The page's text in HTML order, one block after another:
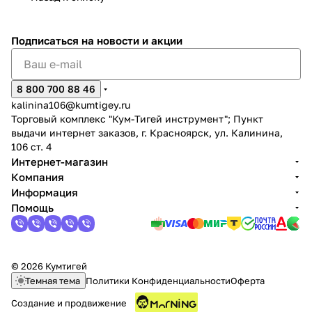
Подписаться на новости и акции
8 800 700 88 46
kalinina106@kumtigey.ru
Торговый комплекс "Кум-Тигей инструмент"; Пункт
выдачи интернет заказов, г. Красноярск, ул. Калинина,
106 ст. 4
Интернет-магазин
Компания
Информация
Помощь
© 2026 Кумтигей
Темная тема Политики КонфиденциальностиОферта
Создание и продвижение